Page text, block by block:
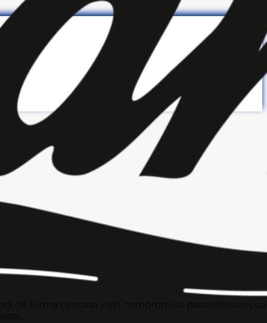
de forma cercana y sin compromiso para resolver